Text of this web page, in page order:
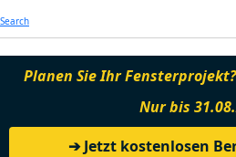
Search
Planen Sie Ihr
Nur bis
➔ Jetzt kostenlosen